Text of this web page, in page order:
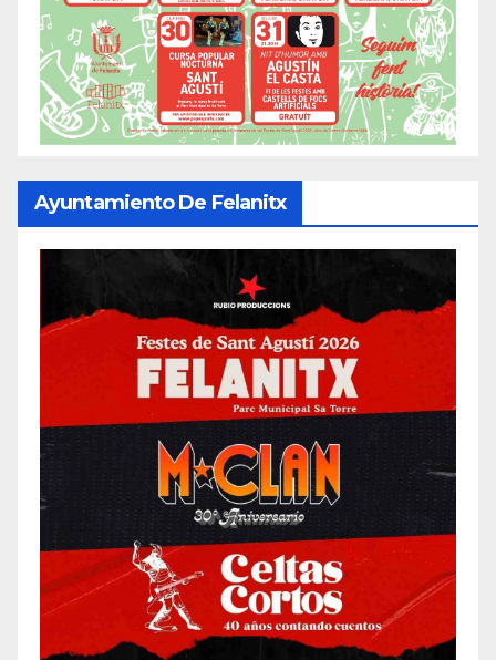
Ayuntamiento De Felanitx